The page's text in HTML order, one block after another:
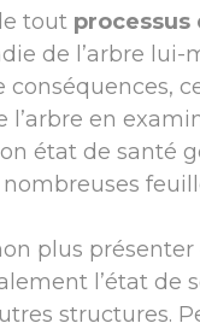
tout processus
de l’arbre
l’arbre en
état de santé
plus
l’état de
structures.